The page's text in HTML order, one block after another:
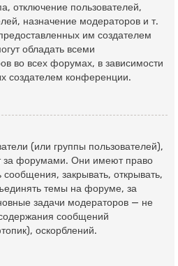
отключение пользователей,
назначение модераторов и т.
им создателем
обладать всеми
во всех форумах, в зависимости
создателем конференции.
(или группы пользователей),
за форумами. Они имеют право
сообщения, закрывать, открывать,
темы на форуме, за
задачи модераторов — не
сообщений
оскорблений.